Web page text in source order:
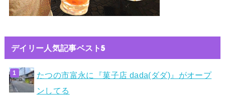
デイリー人気記事ベスト5
たつの市富永に『菓子店 dada(ダダ)』がオープ
ンしてる